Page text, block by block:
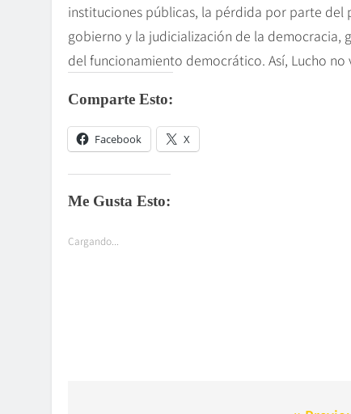
instituciones públicas, la pérdida por parte
gobierno y la judicialización de la
del funcionamiento democrático. Así, Lucho no
Comparte Esto:
Facebook X
Me Gusta Esto:
Cargando...